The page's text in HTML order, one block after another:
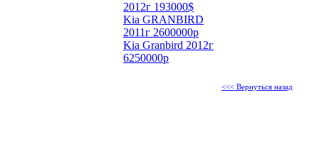
2012г 193000$
Kia GRANBIRD
2011г 2600000р
Kia Granbird 2012г
6250000р
<<< Вернуться назад